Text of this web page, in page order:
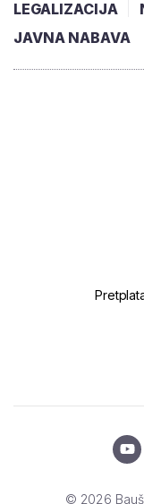
LEGALIZACIJA
JAVNA NABAVA
© 2026